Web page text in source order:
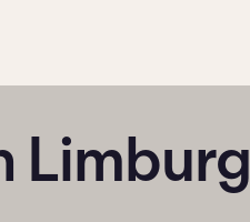
Limburg